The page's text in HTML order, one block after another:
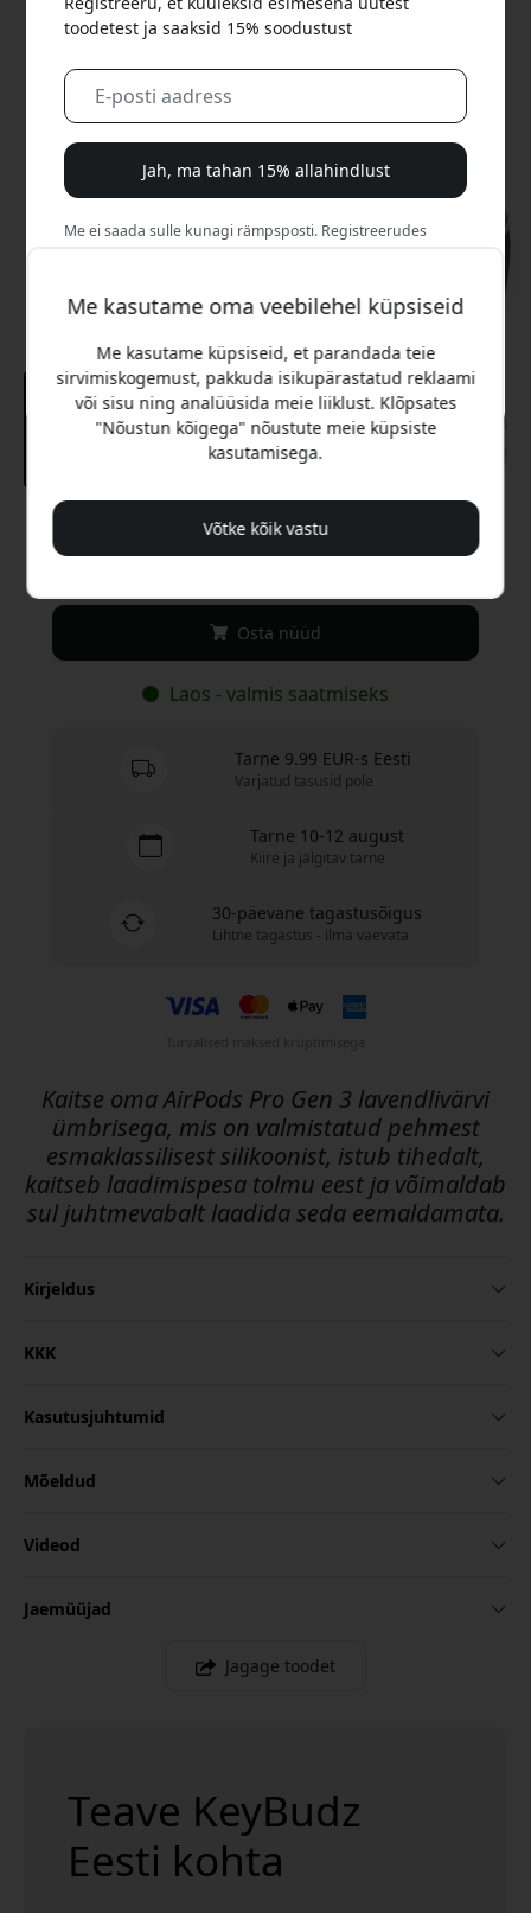
Soovitatav hind
19.99 EUR
Osta nüüd
Laos - valmis saatmiseks
Tarne 9.99 EUR-s Eesti
Varjatud tasusid pole
Tarne 10-12 august
Kiire ja jälgitav tarne
30-päevane tagastusõigus
Lihtne tagastus - ilma vaevata
Kaitse oma AirPods Pro Gen 3 lavendlivärvi
ümbrisega, mis on valmistatud pehmest
esmaklassilisest silikoonist, istub tihedalt,
kaitseb laadimispesa tolmu eest ja võimaldab
sul juhtmevabalt laadida seda eemaldamata.
Kirjeldus
KKK
Kasutusjuhtumid
Mõeldud
Videod
Jaemüüjad
Jagage toodet
Teave KeyBudz
Eesti kohta
Me kasutame oma veebilehel küpsiseid
Me kasutame küpsiseid, et parandada teie
sirvimiskogemust, pakkuda isikupärastatud reklaami
või sisu ning analüüsida meie liiklust. Klõpsates
"Nõustun kõigega" nõustute meie küpsiste
kasutamisega.
Võtke kõik vastu
toodetest ja saaksid 15% soodustust
Jah, ma tahan 15% allahindlust
Me ei saada sulle kunagi rämpsposti. Registreerudes